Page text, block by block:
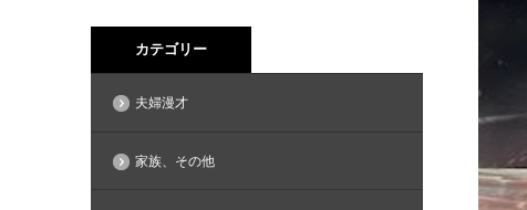
カテゴリー
夫婦漫才
家族、その他